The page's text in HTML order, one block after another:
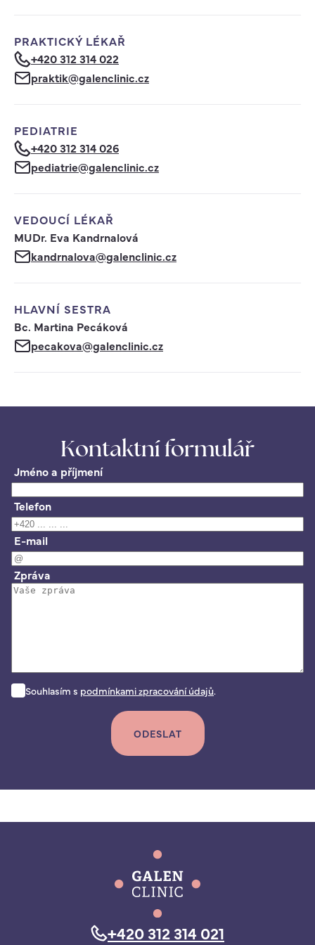
PRAKTICKÝ LÉKAŘ
+420 312 314 022
praktik@galenclinic.cz
PEDIATRIE
+420 312 314 026
pediatrie@galenclinic.cz
VEDOUCÍ LÉKAŘ
MUDr. Eva Kandrnalová
kandrnalova@galenclinic.cz
HLAVNÍ SESTRA
Bc. Martina Pecáková
pecakova@galenclinic.cz
Kontaktní formulář
Jméno a příjmení
Telefon
E-mail
Zpráva
Souhlasím s podmínkami zpracování údajů.
ODESLAT
+420 312 314 021